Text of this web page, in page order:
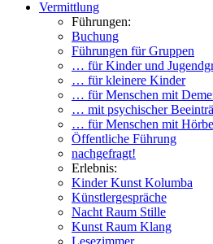
Vermittlung
Führungen:
Buchung
Führungen für Gruppen
… für Kinder und
… für kleinere Kinder
… für Menschen mit
… mit psychischer
… für Menschen mit
Öffentliche Führung
nachgefragt!
Erlebnis:
Kinder Kunst Kolumba
Künstlergespräche
Nacht Raum Stille
Kunst Raum Klang
Lesezimmer